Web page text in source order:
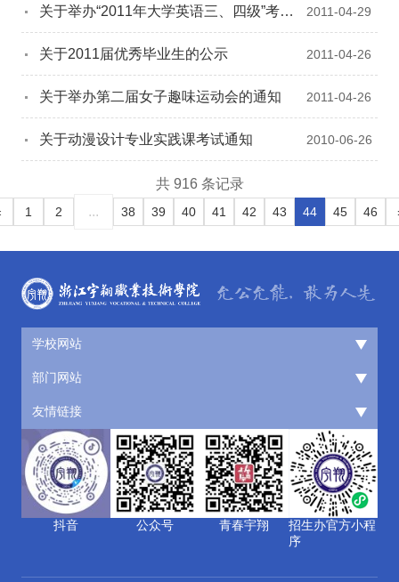
关于举办“2011年大学英语三、四级”考前
2011-04-29
关于2011届优秀毕业生的公示 2011-04-26
关于举办第二届女子趣味运动会的通知 2011-04-26
关于动漫设计专业实践课考试通知 2010-06-26
共 916 条记录
1 2 ... 38 39 40 41 42 43 44 45 46
学校网站
部门网站
友情链接
抖音 公众号 青春宇翔
招生办官方小程
序